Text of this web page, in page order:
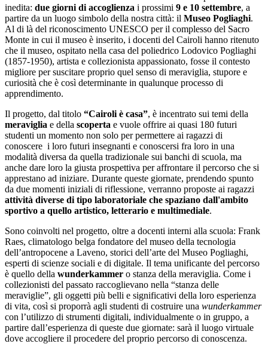
inedita: due giorni di accoglienza i prossimi 9 e 10 settembre, a
partire da un luogo simbolo della nostra città: il Museo Pogliaghi.
Al di là del riconoscimento UNESCO per il complesso del Sacro
Monte in cui il museo è inserito, i docenti del Cairoli hanno ritenuto
che il museo, ospitato nella casa del poliedrico Lodovico Pogliaghi
(1857-1950), artista e collezionista appassionato, fosse il contesto
migliore per suscitare proprio quel senso di meraviglia, stupore e
curiosità che è così determinante in qualunque processo di
apprendimento.
Il progetto, dal titolo “Cairoli è casa”, è incentrato sui temi della
meraviglia e della scoperta e vuole offrire ai quasi 180 futuri
studenti un momento non solo per permettere ai ragazzi di
conoscere i loro futuri insegnanti e conoscersi fra loro in una
modalità diversa da quella tradizionale sui banchi di scuola, ma
anche dare loro la giusta prospettiva per affrontare il percorso che si
apprestano ad iniziare. Durante queste giornate, prendendo spunto
da due momenti iniziali di riflessione, verranno proposte ai ragazzi
attività diverse di tipo laboratoriale che spaziano dall'ambito
sportivo a quello artistico, letterario e multimediale.
Sono coinvolti nel progetto, oltre a docenti interni alla scuola: Frank
Raes, climatologo belga fondatore del museo della tecnologia
dell’antropocene a Laveno, storici dell’arte del Museo Pogliaghi,
esperti di scienze sociali e di digitale. Il tema unificante del percorso
è quello della wunderkammer o stanza della meraviglia. Come i
collezionisti del passato raccoglievano nella “stanza delle
meraviglie”, gli oggetti più belli e significativi della loro esperienza
di vita, così si proporrà agli studenti di costruire una wunderkammer
con l’utilizzo di strumenti digitali, individualmente o in gruppo, a
partire dall’esperienza di queste due giornate: sarà il luogo virtuale
dove accogliere il procedere del proprio percorso di conoscenza.